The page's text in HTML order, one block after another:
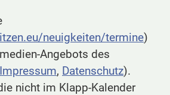
neuigkeiten/termine)
Angebots des
Impressum, Datenschutz).
nicht im Klapp-Kalender